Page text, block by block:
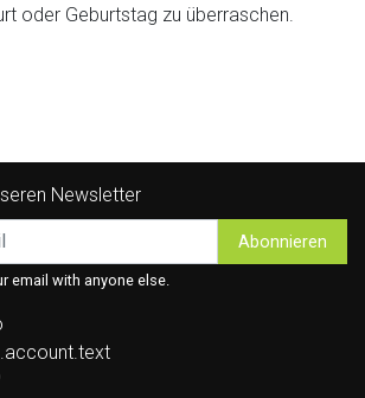
oder Geburtstag zu überraschen.
Newsletter
Abonnieren
email with anyone else.